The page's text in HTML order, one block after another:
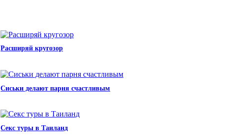
Расширяй кругозор
Сиськи делают парня счастливым
Секс туры в Таиланд